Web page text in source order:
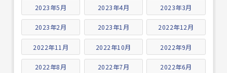
2023年5月 2023年4月 2023年3月
2023年2月 2023年1月 2022年12月
2022年11月 2022年10月 2022年9月
2022年8月 2022年7月 2022年6月